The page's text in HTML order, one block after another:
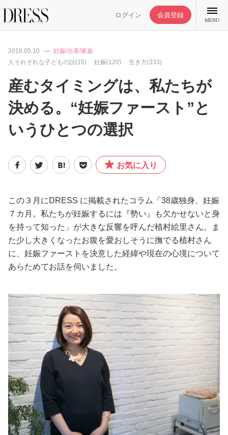
ログイン 会員登録
MENU
DRESS部活
ライフスタイル
恋愛/結婚/離婚
妊娠/出産/家族
ココロ/カラダ
グルメ
トラベル
カルチャー/エンタメ
2018.05.10
妊娠/出産/家族
人それぞれな子どもの話(15)
妊娠(120) 生き方(333)
産むタイミングは、私たちが
決める。“妊娠ファースト”と
いうひとつの選択
お気に入り
この３月にDRESS に掲載されたコラム「38歳独身、妊娠
７カ月。私たちが妊娠するには『勢い』も欠かせないと身
を持って知った」が大きな反響を呼んだ植村絵里さん。ま
た少し大きくなったお腹を愛おしそうに撫でる植村さん
に、妊娠ファーストを決意した経緯や現在の心境について
あらためてお話を伺いました。